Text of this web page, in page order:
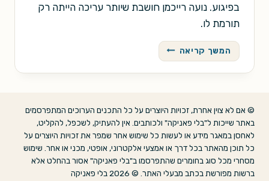
בפיגוע. נועה רייכמן חושבת שיותר עריכה הייתה רק
תורמת לו.
המשך קריאה איגיון
/
שלומית
© אם לא צוין אחרת, זכויות היוצרים על כל התכנים הערוכים המתפרסמים
באתר שייכות ל"בלי פאניקה" ולכותבים. אין להעתיק, לשכפל, להקליט,
לאחסן במאגר מידע או לעשות כל שימוש אחר שמפר את זכויות היוצרים על
כל תוכן מהאתר בכל דרך או אמצעי אלקטרוני, אופטי, מכני או אחר. שימוש
מסחרי מכל סוג בחומרים שהתפרסמו ב"בלי פאניקה" אסור בהחלט אלא
ברשות מפורשת בכתב מבעלי האתר. © 2026 בלי פאניקה